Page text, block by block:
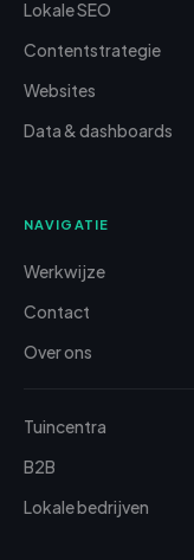
Lokale SEO
Contentstrategie
Websites
Data & dashboards
NAVIGATIE
Werkwijze
Contact
Over ons
Tuincentra
B2B
Lokale bedrijven